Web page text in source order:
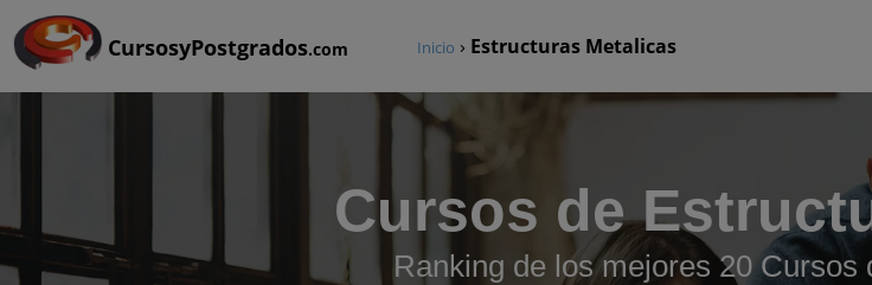
CursosyPostgrados.com Inicio › Estructuras Metalicas
Cursos de
Ranking de los mejores 20